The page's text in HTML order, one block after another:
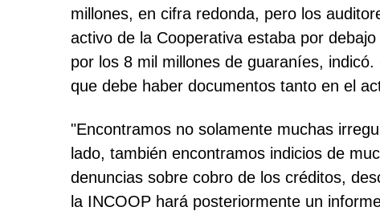
millones, en cifra redonda, pero los
activo de la Cooperativa estaba por
por los 8 mil millones de guaraníes,
que debe haber documentos tanto en el
"Encontramos no solamente muchas
lado, también encontramos indicios de
denuncias sobre cobro de los créditos,
la INCOOP hará posteriormente un